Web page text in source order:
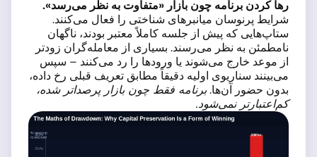
رها کردن برنامه چون بازار «متفاوت به نظر می‌رسد».
شرایط پرنوسان میانبرهای شناختی را فعال می‌کنند.
ستاپ‌هایی که پیش از جلسه کاملاً معتبر بودند، ناگهان
نامطمئن به نظر می‌رسند. بسیاری از معامله‌گران زودتر
از موعد خارج می‌شوند یا ورودها را رد می‌کنند – سپس
می‌بینند سناریوی اولیه دقیقاً مطابق تعریف قبلی رخ داده،
بدون حضور آن‌ها.برنامه فقط چون بازار پرصداتر شده،
کم‌اعتبارتر نمی‌شود.